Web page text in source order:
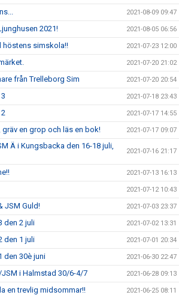
2021-08-09 09:47
2021! 2021-08-05 06:56
höstens simskola!! 2021-07-23 12:00
2021-07-20 21:02
från Trelleborg Sim 2021-07-20 20:54
2021-07-18 23:43
2021-07-17 14:55
gräv en grop och läs en bok! 2021-07-17 09:07
Ä i Kungsbacka den 16-18 juli,
2021-07-16 21:17
2021-07-13 16:13
2021-07-12 10:43
JSM Guld! 2021-07-03 23:37
den 2 juli 2021-07-02 13:31
den 1 juli 2021-07-01 20:34
den 30è juni 2021-06-30 22:47
i Halmstad 30/6-4/7 2021-06-28 09:13
en trevlig midsommar!! 2021-06-25 08:11